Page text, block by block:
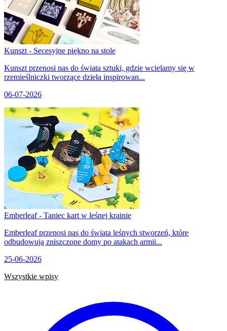
Kunszt - Secesyjne piękno na stole
Kunszt przenosi nas do świata sztuki, gdzie wcielamy się w
rzemieślniczki tworzące dzieła inspirowan...
06-07-2026
Emberleaf - Taniec kart w leśnej krainie
Emberleaf przenosi nas do świata leśnych stworzeń, które
odbudowują zniszczone domy po atakach armii...
25-06-2026
Wszystkie wpisy